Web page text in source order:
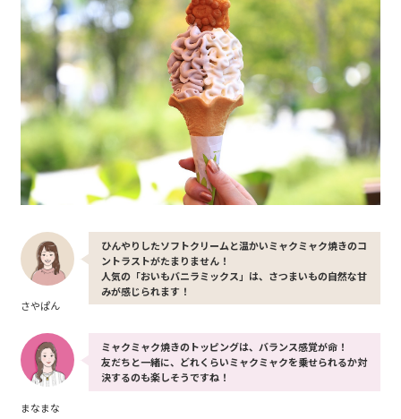
さやぱん
ひんやりしたソフトクリームと温かいミャクミャク焼きのコ
ントラストがたまりません！
人気の「おいもバニラミックス」は、さつまいもの自然な甘
みが感じられます！
まなまな
ミャクミャク焼きのトッピングは、バランス感覚が命！
友だちと一緒に、どれくらいミャクミャクを乗せられるか対
決するのも楽しそうですね！